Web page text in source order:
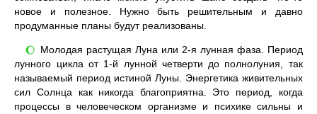
новое и полезное. Нужно быть решительным и давно
продуманные планы будут реализованы.
🌔
Молодая растущая Луна или 2-я лунная фаза. Период
лунного цикла от 1-й лунной четверти до полнолуния, так
называемый период истиной Луны. Энергетика живительных
сил Солнца как никогда благоприятна. Это период, когда
процессы в человеческом организме и психике сильны и